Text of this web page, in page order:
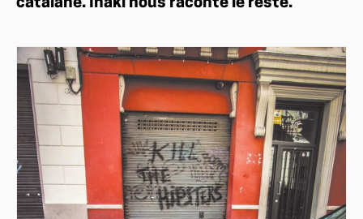
catalane. Iñaki nous raconte le reste.